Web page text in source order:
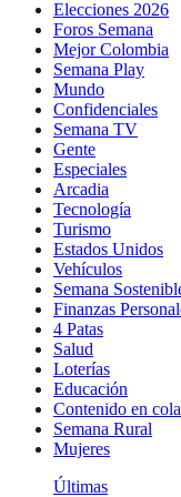
Elecciones 2026
Foros Semana
Mejor Colombia
Semana Play
Mundo
Confidenciales
Semana TV
Gente
Especiales
Arcadia
Tecnología
Turismo
Estados Unidos
Vehículos
Semana
Finanzas
4 Patas
Salud
Loterías
Educación
Contenido en
Semana Rural
Mujeres
Últimas